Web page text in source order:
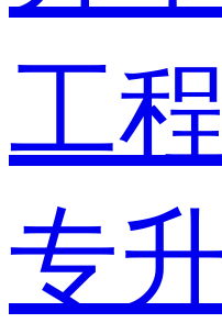
工
专